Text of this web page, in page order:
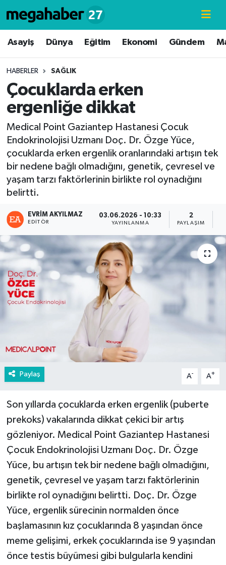
Asayiş Dünya Eğitim Ekonomi Gündem
HABERLER SAĞLIK
Çocuklarda erken
ergenliğe dikkat
Medical Point Gaziantep Hastanesi Çocuk
Endokrinolojisi Uzmanı Doç. Dr. Özge Yüce,
çocuklarda erken ergenlik oranlarındaki artışın tek
bir nedene bağlı olmadığını, genetik, çevresel ve
yaşam tarzı faktörlerinin birlikte rol oynadığını
belirtti.
EVRIM AKYILMAZ
EDITÖR
03.06.2026 - 10:33
YAYINLANMA
2
PAYLAŞIM
Paylaş A- A+
Son yıllarda çocuklarda erken ergenlik (puberte
prekoks) vakalarında dikkat çekici bir artış
gözleniyor. Medical Point Gaziantep Hastanesi
Çocuk Endokrinolojisi Uzmanı Doç. Dr. Özge
Yüce, bu artışın tek bir nedene bağlı olmadığını,
genetik, çevresel ve yaşam tarzı faktörlerinin
birlikte rol oynadığını belirtti. Doç. Dr. Özge
Yüce, ergenlik sürecinin normalden önce
başlamasının kız çocuklarında 8 yaşından önce
meme gelişimi, erkek çocuklarında ise 9 yaşından
önce testis büyümesi gibi bulgularla kendini
Hava Durumu
Süper Lig Puan Durumu ve Fikstür
Tüm Manşetler
Son Dakika Haberleri
Haber Arşivi